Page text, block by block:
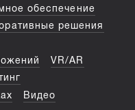
обеспечение
решения
VR/AR
Видео